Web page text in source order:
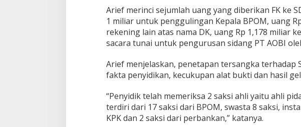
u
s
P
e
m
r
a
s
n
d
a
n
Arief merinci sejumlah uang yang diberikan FK ke
1 miliar untuk penggulingan Kepala BPOM, uang
rekening lain atas nama DK, uang Rp 1,178 miliar
sacara tunai untuk pengurusan sidang PT AOBI
Arief menjelaskan, penetapan tersangka terhadap
fakta penyidikan, kecukupan alat bukti dan hasil
“Penyidik telah memeriksa 2 saksi ahli yaitu ahli
terdiri dari 17 saksi dari BPOM, swasta 8 saksi,
KPK dan 2 saksi dari perbankan,” katanya.